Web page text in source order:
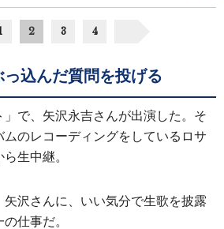
2 3 4
込んだ質問を投げる
」で、矢沢永吉さんが出演した。そ
のレコーディングをしているロサ
生中継。
沢さんに、いい気分で生歌を披露
仕事だ。